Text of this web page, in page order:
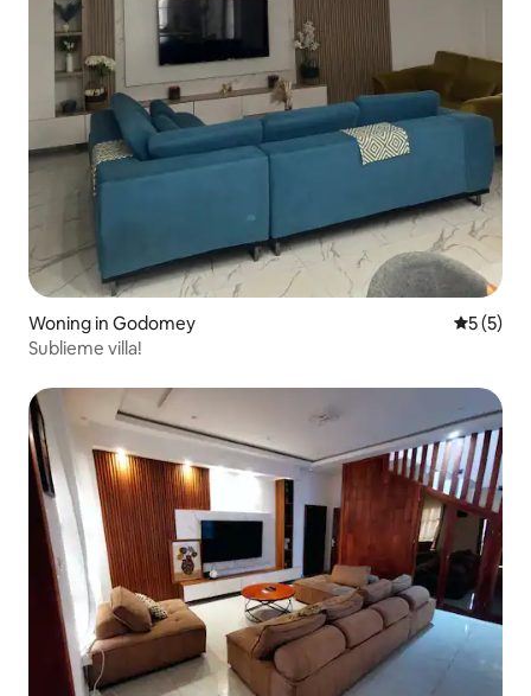
Woning in Godomey
5 (5)
Sublieme villa!